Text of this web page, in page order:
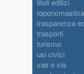
titoli edilizi
toponomastica
trasparenza
trasporti
turismo
usi civici
vas e via